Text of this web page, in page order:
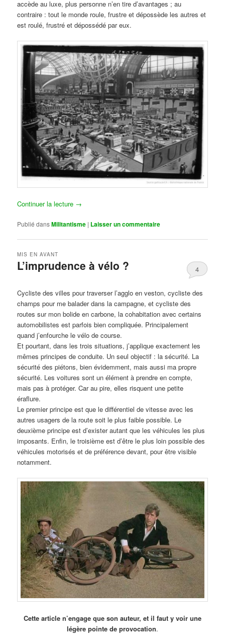
accède au luxe, plus personne n’en tire d’avantages ; au
contraire : tout le monde roule, frustre et dépossède les autres et
est roulé, frustré et dépossédé par eux.
Continuer la lecture →
Publié dansMilitantisme | Laisser un commentaire
L’imprudence à vélo ?
MIS EN AVANT
4
Cycliste des villes pour traverser l’agglo en veston, cycliste des
champs pour me balader dans la campagne, et cycliste des
routes sur mon bolide en carbone, la cohabitation avec certains
automobilistes est parfois bien compliquée. Principalement
quand j’enfourche le vélo de course.
Et pourtant, dans les trois situations, j’applique exactement les
mêmes principes de conduite. Un seul objectif : la sécurité. La
sécurité des piétons, bien évidemment, mais aussi ma propre
sécurité. Les voitures sont un élément à prendre en compte,
mais pas à protéger. Car au pire, elles risquent une petite
éraflure.
Le premier principe est que le différentiel de vitesse avec les
autres usagers de la route soit le plus faible possible. Le
deuxième principe est d’exister autant que les véhicules les plus
imposants. Enfin, le troisième est d’être le plus loin possible des
véhicules motorisés et de préférence devant, pour être visible
notamment.
Cette article n’engage que son auteur, et il faut y voir une
légère pointe de provocation.